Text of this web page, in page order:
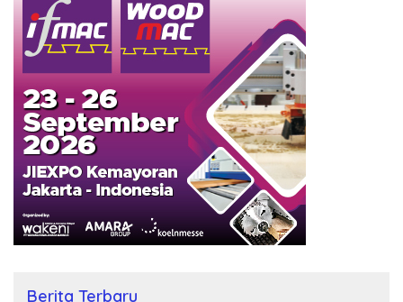
Berita Terbaru